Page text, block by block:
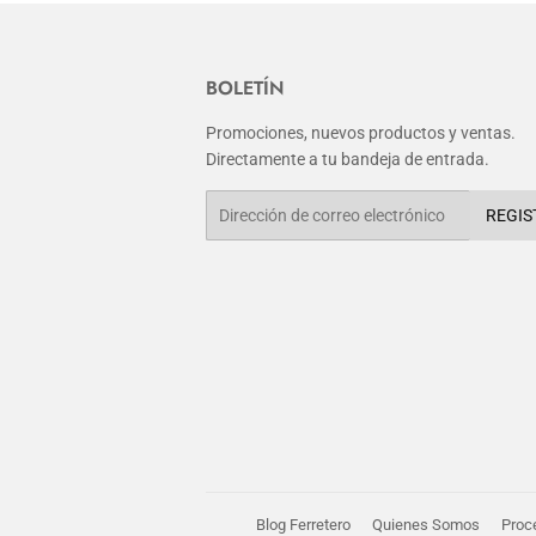
BOLETÍN
Promociones, nuevos productos y ventas.
Directamente a tu bandeja de entrada.
Blog Ferretero Quienes Somos